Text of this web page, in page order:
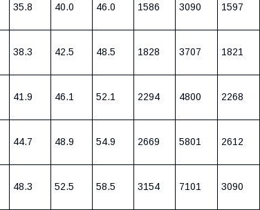
35.8 40.0 46.0 1586 3090 1597
38.3 42.5 48.5 1828 3707 1821
41.9 46.1 52.1 2294 4800 2268
44.7 48.9 54.9 2669 5801 2612
48.3 52.5 58.5 3154 7101 3090